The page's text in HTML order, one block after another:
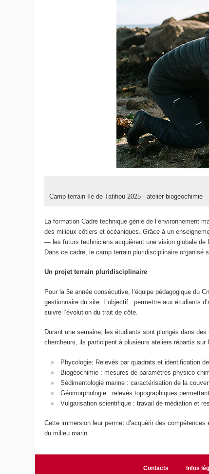
Camp terrain Ile de Tatihou 2025 - atelier biogéochimie
La formation Cadre technique génie de l’environnement
des milieux côtiers et océaniques. Grâce à un
— les futurs techniciens acquièrent une vision globale de
Dans ce cadre, le camp terrain pluridisciplinaire organisé
Un projet terrain pluridisciplinaire
Pour la 5e année consécutive, l’équipe pédagogique du
gestionnaire du site. L’objectif : permettre aux étudiants
suivre l’évolution du trait de côte.
Durant une semaine, les étudiants sont plongés dans
chercheurs, ils participent à plusieurs ateliers répartis sur
Phycologie: Relevés par quadrats et identification
Biogéochimie : mesures de paramètres physico-
Sédimentologie marine : caractérisation de la
Géomorphologie : relevés topographiques
Vulgarisation scientifique : travail de médiation et
Cette immersion leur permet d’acquérir des
du milieu marin.
Contacts Infos